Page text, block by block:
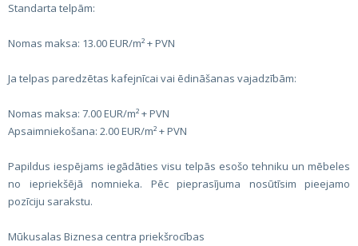
Standarta telpām:
Nomas maksa: 13.00 EUR/m² + PVN
Ja telpas paredzētas kafejnīcai vai ēdināšanas vajadzībām:
Nomas maksa: 7.00 EUR/m² + PVN
Apsaimniekošana: 2.00 EUR/m² + PVN
Papildus iespējams iegādāties visu telpās esošo tehniku un mēbeles
no iepriekšējā nomnieka. Pēc pieprasījuma nosūtīsim pieejamo
pozīciju sarakstu.
Mūkusalas Biznesa centra priekšrocības